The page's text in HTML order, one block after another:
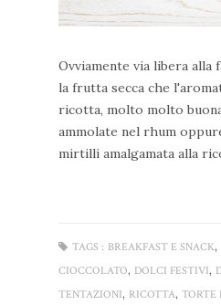
Ovviamente via libera alla
la frutta secca che
ricotta, molto molto
ammolate nel rhum
mirtilli amalgamata alla
TAGS : BREAKFAST E SNACK,
CIOCCOLATO, DOLCI FESTIVI,
TENTAZIONI, RICOTTA, TORTE